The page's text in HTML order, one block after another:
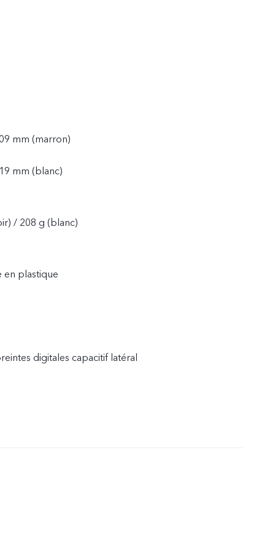
mm (marron)
mm (blanc)
/ 208 g (blanc)
en plastique
digitales capacitif latéral